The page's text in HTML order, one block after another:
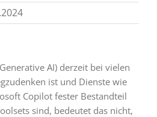
AI) derzeit bei vielen
ist und Dienste wie
Copilot fester Bestandteil
sind, bedeutet das nicht,